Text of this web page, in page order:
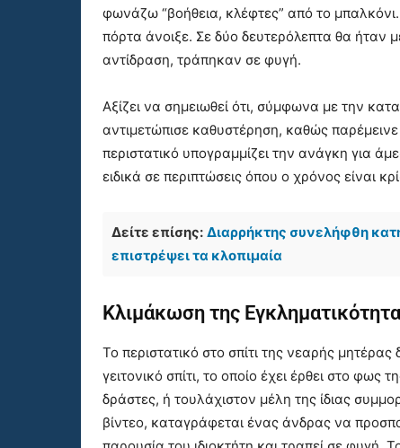
φωνάζω “βοήθεια, κλέφτες” από το
πόρτα άνοιξε. Σε δύο δευτερόλεπτα θα ήταν
αντίδραση, τράπηκαν σε φυγή.
Αξίζει να σημειωθεί ότι, σύμφωνα με την
αντιμετώπισε καθυστέρηση, καθώς
περιστατικό υπογραμμίζει την ανάγκη για
ειδικά σε περιπτώσεις όπου ο χρόνος είναι
Δείτε επίσης: Διαρρήκτης συνελήφθη
επιστρέψει τα κλοπιμαία
Κλιμάκωση της
Το περιστατικό στο σπίτι της νεαρής
γειτονικό σπίτι, το οποίο έχει έρθει στο φως
δράστες, ή τουλάχιστον μέλη της ίδιας
βίντεο, καταγράφεται ένας άνδρας να